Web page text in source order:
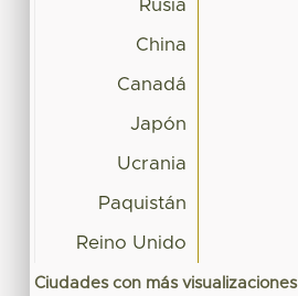
Rusia
China
Canadá
Japón
Ucrania
Paquistán
Reino Unido
Ciudades con más visualizaciones